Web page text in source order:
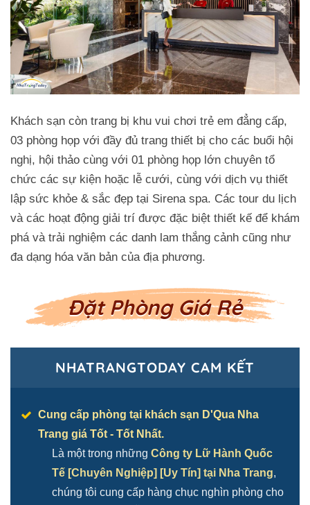
Khách sạn còn trang bị khu vui chơi trẻ em đẳng cấp,
03 phòng họp với đầy đủ trang thiết bị cho các buổi hội
nghị, hội thảo cùng với 01 phòng họp lớn chuyên tổ
chức các sự kiện hoặc lễ cưới, cùng với dịch vụ thiết
lập sức khỏe & sắc đẹp tại Sirena spa. Các tour du lịch
và các hoạt động giải trí được đặc biệt thiết kế để khám
phá và trải nghiệm các danh lam thắng cảnh cũng như
đa dạng hóa văn bản của địa phương.
Đặt Phòng Giá Rẻ
NHATRANGTODAY CAM KẾT
Cung cấp phòng tại khách sạn D'Qua Nha
Trang giá Tốt - Tốt Nhất.
Là một trong những Công ty Lữ Hành Quốc
Tế [Chuyên Nghiệp] [Uy Tín] tại Nha Trang,
chúng tôi cung cấp hàng chục nghìn phòng cho